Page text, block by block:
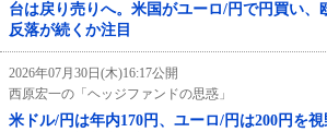
台は戻り売りへ。米国がユーロ/円で円買い、
反落が続くか注目
2026年07月30日(木)16:17公開
西原宏一の「ヘッジファンドの思惑」
米ドル/円は年内170円、ユーロ/円は200円を